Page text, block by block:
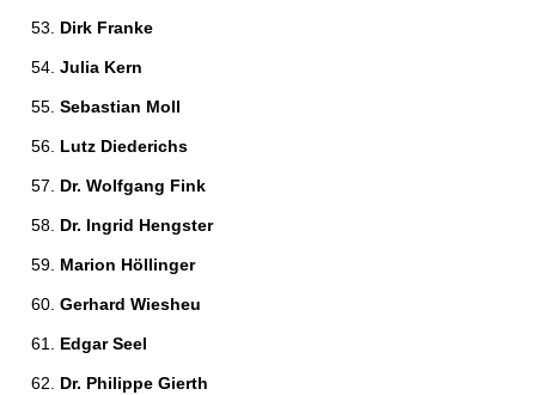
Dirk Franke
Julia Kern
Sebastian Moll
Lutz Diederichs
Dr. Wolfgang Fink
Dr. Ingrid Hengster
Marion Höllinger
Gerhard Wiesheu
Edgar Seel
Dr. Philippe Gierth